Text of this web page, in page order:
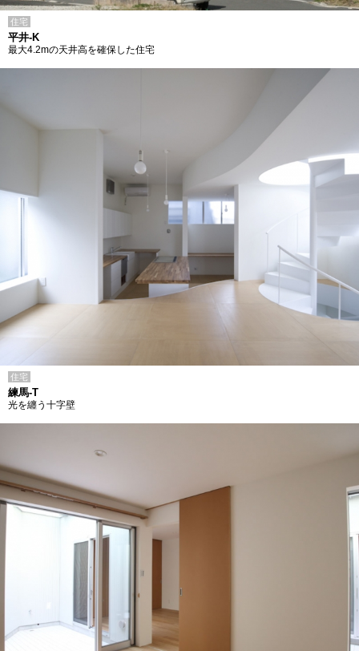
住宅
平井-K
最大4.2mの天井高を確保した住宅
住宅
練馬-T
光を纏う十字壁